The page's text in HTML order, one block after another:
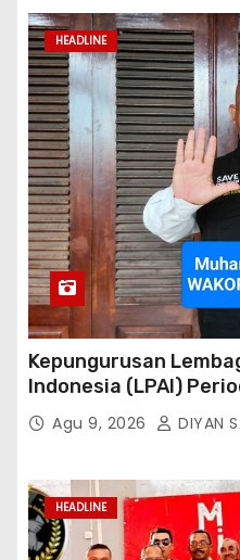
HEADLINE
Kepungurusan
Indonesia (LPAI) Periode 2026-2031
Terbentuk, Wakil
Reaksi Cepat
Mengapresiasi Dan
Agu 9, 2026 DIYAN
HEADLINE